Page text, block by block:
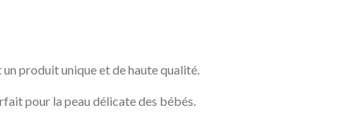
produit unique et de haute qualité.
pour la peau délicate des bébés.